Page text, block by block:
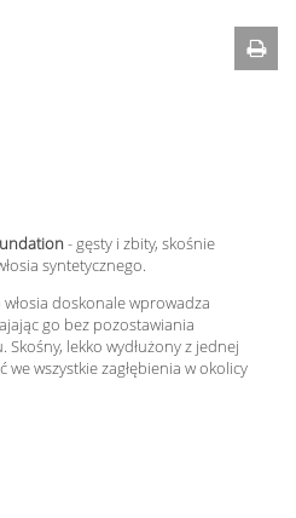
- gęsty i zbity, skośnie
syntetycznego.
doskonale wprowadza
go bez pozostawiania
lekko wydłużony z jednej
wszystkie zagłębienia w okolicy